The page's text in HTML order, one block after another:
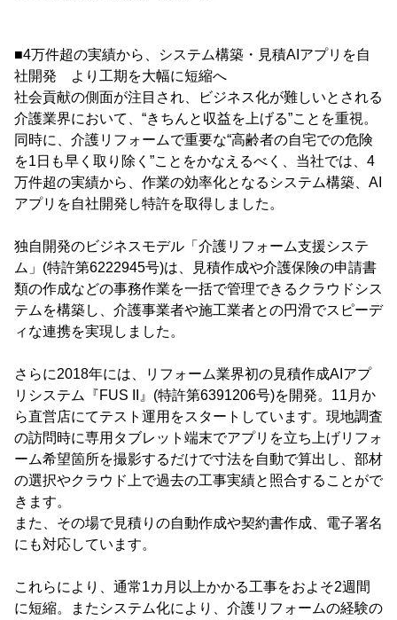
■4万件超の実績から、システム構築・見積AIアプリを自
社開発 より工期を大幅に短縮へ
社会貢献の側面が注目され、ビジネス化が難しいとされる
介護業界において、“きちんと収益を上げる”ことを重視。
同時に、介護リフォームで重要な“高齢者の自宅での危険
を1日も早く取り除く”ことをかなえるべく、当社では、4
万件超の実績から、作業の効率化となるシステム構築、AI
アプリを自社開発し特許を取得しました。
独自開発のビジネスモデル「介護リフォーム支援システ
ム」(特許第6222945号)は、見積作成や介護保険の申請書
類の作成などの事務作業を一括で管理できるクラウドシス
テムを構築し、介護事業者や施工業者との円滑でスピーデ
ィな連携を実現しました。
さらに2018年には、リフォーム業界初の見積作成AIアプ
リシステム『FUS II』(特許第6391206号)を開発。11月か
ら直営店にてテスト運用をスタートしています。現地調査
の訪問時に専用タブレット端末でアプリを立ち上げリフォ
ーム希望箇所を撮影するだけで寸法を自動で算出し、部材
の選択やクラウド上で過去の工事実績と照合することがで
きます。
また、その場で見積りの自動作成や契約書作成、電子署名
にも対応しています。
これらにより、通常1カ月以上かかる工事をおよそ2週間
に短縮。またシステム化により、介護リフォームの経験の